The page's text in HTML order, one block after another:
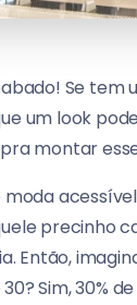
Se tem
um look
montar
moda
precinho
Então,
Sim, 30%